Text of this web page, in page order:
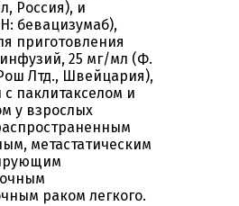
Россия), и
бевацизумаб),
приготовления
25 мг/мл (Ф.
Лтд., Швейцария),
паклитакселом и
у взрослых
метастатическим
раком легкого.